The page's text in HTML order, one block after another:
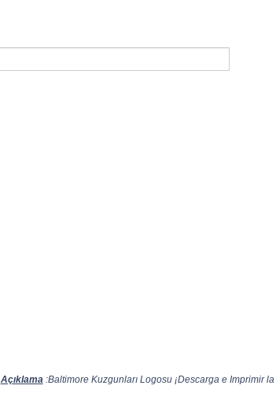
Açıklama:Baltimore Kuzgunları Logosu ¡Descarga e Imprimir